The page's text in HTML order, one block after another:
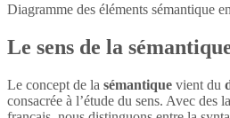
Diagramme des éléments sémantique en
Le sens de la
Le concept de la sémantique vient du
consacrée à l’étude du sens. Avec des